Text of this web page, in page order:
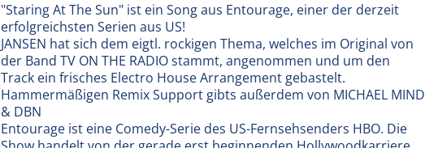
"Staring At The Sun" ist ein Song aus Entourage, einer der derzeit
erfolgreichsten Serien aus US!
JANSEN hat sich dem eigtl. rockigen Thema, welches im Original von
der Band TV ON THE RADIO stammt, angenommen und um den
Track ein frisches Electro House Arrangement gebastelt.
Hammermäßigen Remix Support gibts außerdem von MICHAEL MIND
& DBN
Entourage ist eine Comedy-Serie des US-Fernsehsenders HBO. Die